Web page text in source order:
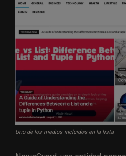
Uno de los medios incluidos en la lista